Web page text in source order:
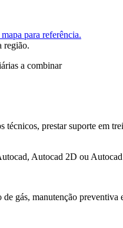
para referência.
região.
a combinar
técnicos, prestar suporte em
Autocad 2D ou
gás, manutenção